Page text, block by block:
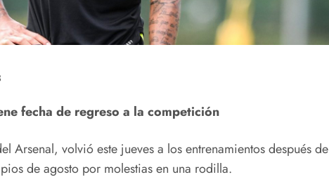
fecha de regreso a la competición
Arsenal, volvió este jueves a los entrenamientos después de
de agosto por molestias en una rodilla.